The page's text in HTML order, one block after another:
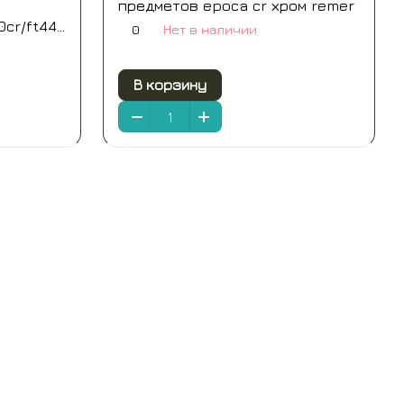
ft44cr/ft50cr/ft60cr)
предметов epoca cr хром remer
0 Нет в наличии
В корзину